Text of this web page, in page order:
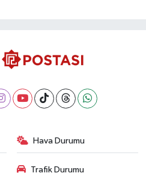
Hava Durumu
Trafik Durumu